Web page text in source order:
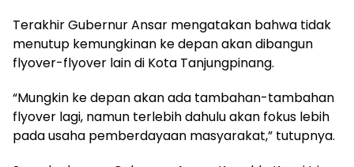
Terakhir Gubernur Ansar mengatakan bahwa tidak
menutup kemungkinan ke depan akan dibangun
flyover-flyover lain di Kota Tanjungpinang.
“Mungkin ke depan akan ada tambahan-tambahan
flyover lagi, namun terlebih dahulu akan fokus lebih
pada usaha pemberdayaan masyarakat,” tutupnya.